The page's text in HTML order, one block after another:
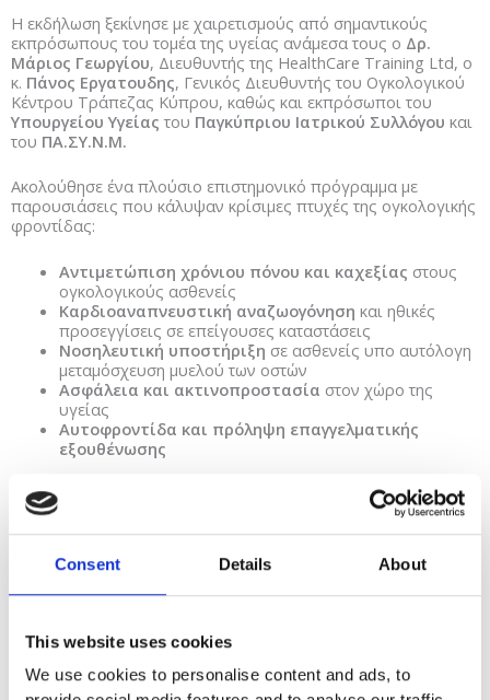
Consent Details About
This website uses cookies
We use cookies to personalise content and ads, to
Η εκδήλωση ξεκίνησε με χαιρετισμούς από σημαντικούς
εκπρόσωπους του τομέα της υγείας ανάμεσα τους ο Δρ.
Μάριος Γεωργίου, Διευθυντής της HealthCare Training Ltd, ο
κ. Πάνος Εργατουδης, Γενικός Διευθυντής του Ογκολογικού
Κέντρου Τράπεζας Κύπρου, καθώς και εκπρόσωποι του
Υπουργείου Υγείας του Παγκύπριου Ιατρικού Συλλόγου και
του ΠΑ.ΣΥ.Ν.Μ.
Ακολούθησε ένα πλούσιο επιστημονικό πρόγραμμα με
παρουσιάσεις που κάλυψαν κρίσιμες πτυχές της ογκολογικής
φροντίδας:
Αντιμετώπιση χρόνιου πόνου και καχεξίας στους
ογκολογικούς ασθενείς
Καρδιοαναπνευστική αναζωογόνηση και ηθικές
προσεγγίσεις σε επείγουσες καταστάσεις
Νοσηλευτική υποστήριξη σε ασθενείς υπο αυτόλογη
μεταμόσχευση μυελού των οστών
Ασφάλεια και ακτινοπροστασία στον χώρο της
υγείας
Αυτοφροντίδα και πρόληψη επαγγελματικής
εξουθένωσης
Κάθε εισήγηση συνδύαζεε την επιστημονική τεκμηρίωση με την
πρακτική εμπειρία, αναδεικτύοντας τη σημασία τηςολιστικής
φροντίδας– τόσο για τον ασθενή όσο και για τον ίδιο τον
Επαγγελματισμός, συνεργασία και εξέλιξη
Η ημερίδα δεν αποτέλεσε απλώς έναν χώρο εκπαίδευσης,
τον ίδιο πάθο για την ποιοτική φροντίδα. Μέσα από τις